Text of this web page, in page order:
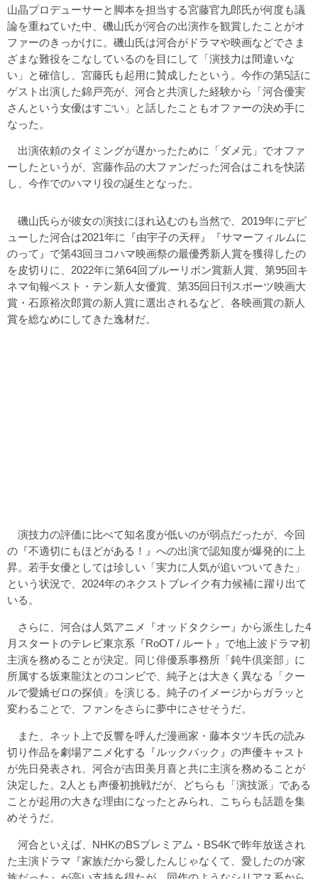
山晶プロデューサーと脚本を担当する宮藤官九郎氏が何度も議
論を重ねていた中、磯山氏が河合の出演作を観賞したことがオ
ファーのきっかけに。磯山氏は河合がドラマや映画などでさま
ざまな難役をこなしているのを目にして「演技力は間違いな
い」と確信し、宮藤氏も起用に賛成したという。今作の第5話に
ゲスト出演した錦戸亮が、河合と共演した経験から「河合優実
さんという女優はすごい」と話したこともオファーの決め手に
なった。
出演依頼のタイミングが遅かったために「ダメ元」でオファ
ーしたというが、宮藤作品の大ファンだった河合はこれを快諾
し、今作でのハマリ役の誕生となった。
磯山氏らが彼女の演技にほれ込むのも当然で、2019年にデビ
ューした河合は2021年に『由宇子の天秤』『サマーフィルムに
のって』で第43回ヨコハマ映画祭の最優秀新人賞を獲得したの
を皮切りに、2022年に第64回ブルーリボン賞新人賞、第95回キ
ネマ旬報ベスト・テン新人女優賞、第35回日刊スポーツ映画大
賞・石原裕次郎賞の新人賞に選出されるなど、各映画賞の新人
賞を総なめにしてきた逸材だ。
演技力の評価に比べて知名度が低いのが弱点だったが、今回
の『不適切にもほどがある！』への出演で認知度が爆発的に上
昇。若手女優としては珍しい「実力に人気が追いついてきた」
という状況で、2024年のネクストブレイク有力候補に躍り出て
いる。
さらに、河合は人気アニメ『オッドタクシー』から派生した4
月スタートのテレビ東京系『RoOT / ルート』で地上波ドラマ初
主演を務めることが決定。同じ俳優系事務所「鈍牛倶楽部」に
所属する坂東龍汰とのコンビで、純子とは大きく異なる「クー
ルで愛嬌ゼロの探偵」を演じる。純子のイメージからガラッと
変わることで、ファンをさらに夢中にさせそうだ。
また、ネット上で反響を呼んだ漫画家・藤本タツキ氏の読み
切り作品を劇場アニメ化する『ルックバック』の声優キャスト
が先日発表され、河合が吉田美月喜と共に主演を務めることが
決定した。2人とも声優初挑戦だが、どちらも「演技派」である
ことが起用の大きな理由になったとみられ、こちらも話題を集
めそうだ。
河合といえば、NHKのBSプレミアム・BS4Kで昨年放送され
た主演ドラマ『家族だから愛したんじゃなくて、愛したのが家